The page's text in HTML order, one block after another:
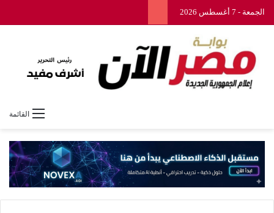
الجمعة - 7 أغسطس 2026
القائمة